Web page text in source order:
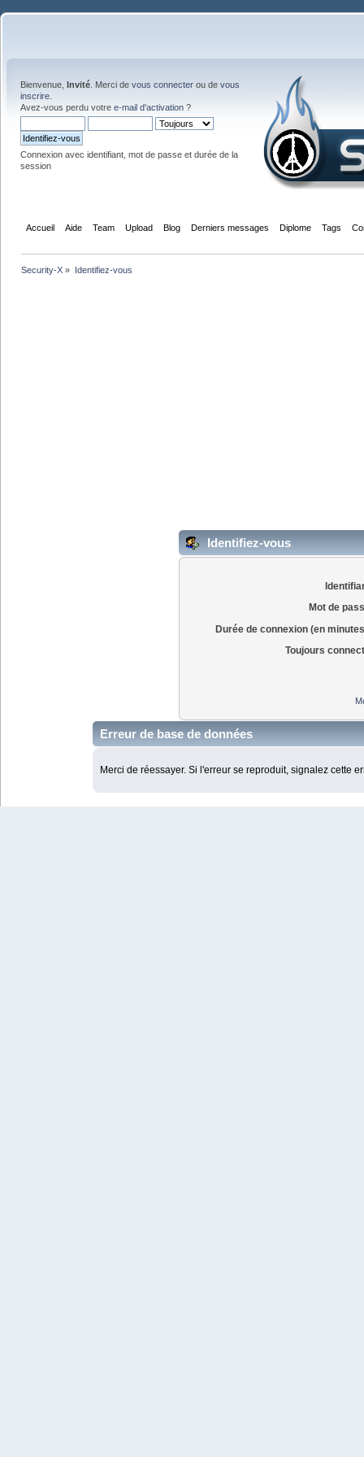
Bienvenue, Invité . Merci de vous connecter ou de vous
inscrire
Avez-vous perdu votre e-mail d'activation ?
Connexion avec identifiant, mot de passe et durée de la
session
Accueil Aide Team Upload Blog Derniers messages Diplome Tags
Security-X » Identifiez-vous
Identifiez-vous
Mot de
Durée de connexion (en
Toujours
Erreur de base de données
Merci de réessayer. Si l'erreur se reproduit, signalez cette